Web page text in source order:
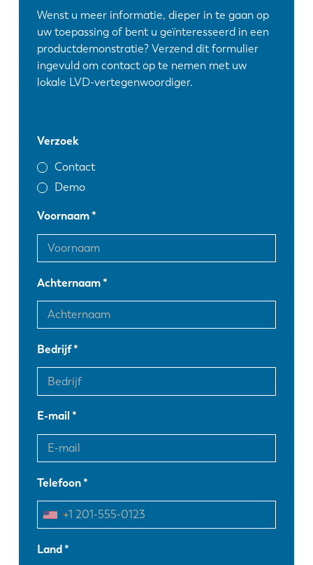
Wenst u meer informatie, dieper in te gaan op
uw toepassing of bent u geïnteresseerd in een
productdemonstratie? Verzend dit formulier
ingevuld om contact op te nemen met uw
lokale LVD-vertegenwoordiger.
Verzoek
Contact
Demo
Voornaam
Achternaam
Bedrijf
E-mail
Telefoon
Land